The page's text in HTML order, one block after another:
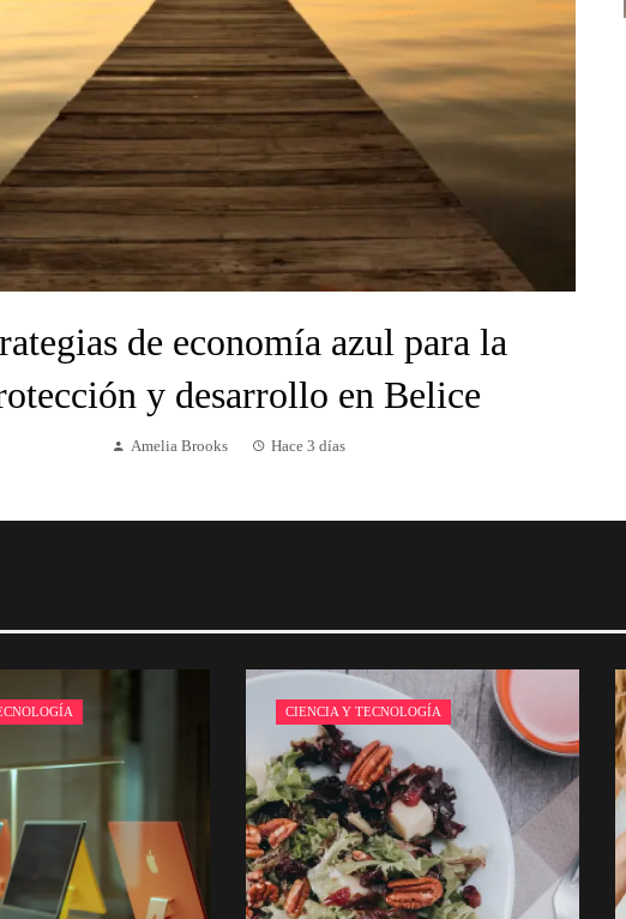
de economía azul para la
y desarrollo en Belice
Amelia Brooks Hace 3 días
CIENCIA Y TECNOLOGÍA